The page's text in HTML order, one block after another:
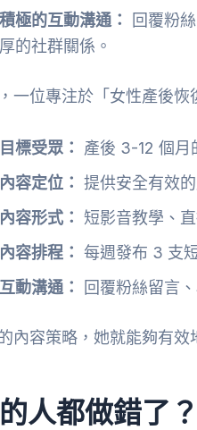
積極的互動溝通：
回覆粉
厚的社群關係。
一位專注於「女性產後恢
目標受眾：
產後 3-12 個月
內容定位： 提供安全有效
內容形式： 短影音教學、
內容排程： 每週發布 3 支
互動溝通：
回覆粉絲留言
內容策略，她就能夠有效
人都做錯了